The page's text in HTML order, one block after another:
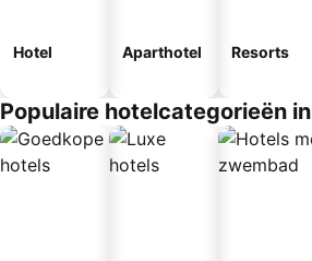
Hotel Aparthotel Resorts
Populaire hotelcategorieën